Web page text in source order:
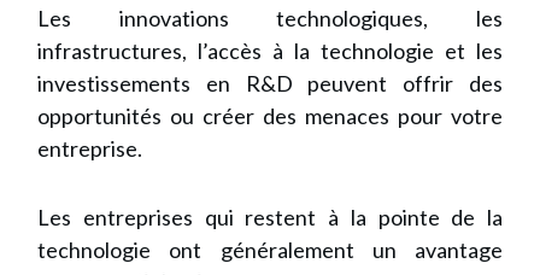
Les innovations technologiques, les
infrastructures, l’accès à la technologie et les
investissements en R&D peuvent offrir des
opportunités ou créer des menaces pour votre
entreprise.
Les entreprises qui restent à la pointe de la
technologie ont généralement un avantage